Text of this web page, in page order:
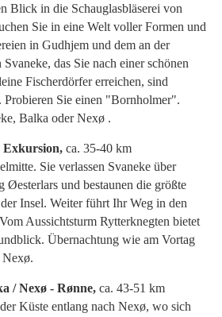
Blick in die Schauglasbläserei von
Sie in eine Welt voller Formen und
in Gudhjem und dem an der
das Sie nach einer schönen
Fischerdörfer erreichen, sind
Probieren Sie einen "Bornholmer".
Balka oder Nexø .
Exkursion, ca. 35-40 km
Sie verlassen Svaneke über
Øesterlars und bestaunen die größte
Insel. Weiter führt Ihr Weg in den
Aussichtsturm Rytterknegten bietet
Übernachtung wie am Vortag
Nexø.
/ Nexø - Rønne, ca. 43-51 km
Küste entlang nach Nexø, wo sich